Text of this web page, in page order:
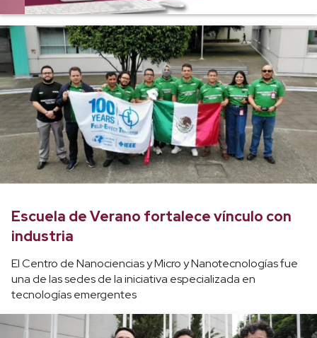
Escuela de Verano fortalece vínculo con
industria
El Centro de Nanociencias y Micro y Nanotecnologías fue
una de las sedes de la iniciativa especializada en
tecnologías emergentes